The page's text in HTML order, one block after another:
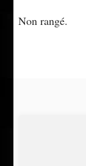
Non rangé.